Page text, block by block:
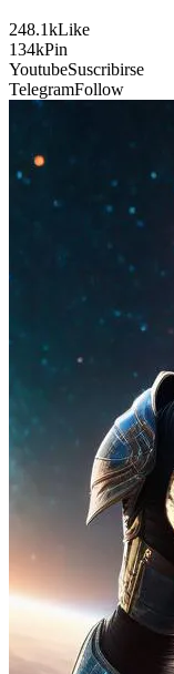
248.1kLike
134kPin
YoutubeSuscribirse
TelegramFollow